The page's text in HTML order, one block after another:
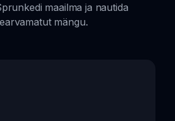
maailma ja nautida
mängu.